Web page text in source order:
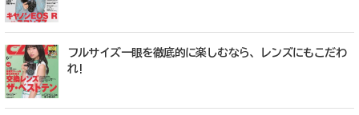
フルサイズ一眼を徹底的に楽しむなら、レンズにもこだわ
れ!